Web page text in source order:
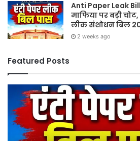
Anti Paper Leak
माफिया पर बड़ी
लीक संशोधन बिल
2 weeks ago
Featured Posts
Paper
Leak
Bill
2026: